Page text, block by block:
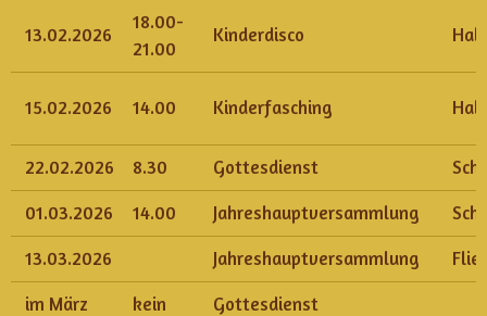
13.02.2026
18.00-
21.00
Kinderdisco
15.02.2026 14.00 Kinderfasching
22.02.2026 8.30 Gottesdienst
01.03.2026 14.00 Jahreshauptversammlung
13.03.2026 Jahreshauptversammlung
im März kein Gottesdienst